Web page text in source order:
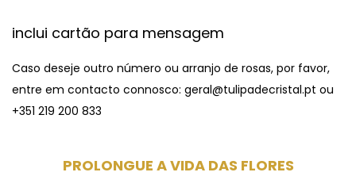
inclui cartão para mensagem
Caso deseje outro número ou arranjo de rosas, por favor,
entre em contacto connosco: geral@tulipadecristal.pt ou
+351 219 200 833
PROLONGUE A VIDA DAS FLORES